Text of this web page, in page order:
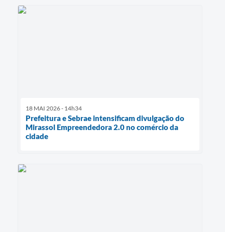
18 MAI 2026 - 14h34
Prefeitura e Sebrae intensificam divulgação do
Mirassol Empreendedora 2.0 no comércio da
cidade